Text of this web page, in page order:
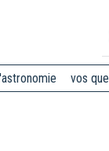
vos